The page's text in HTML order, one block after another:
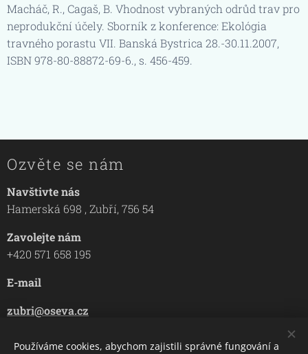
Macháč, R., Cagaš, B. Vhodnost vybraných odrůd trav pro
neprodukční účely. Sborník z konference: Ekológia
travného porastu VII. Banská Bystrica 28.-30.11.2007,
ISBN 978-80-88872-69-6., s. 456-459.
Ozvěte se nám
Navštivte nás
Hamerská 698 , Zubří, 756 54
Zavolejte nám
+420 571 658 195
E-mail
zubri@oseva.cz
Používáme cookies, abychom zajistili správné fungování a